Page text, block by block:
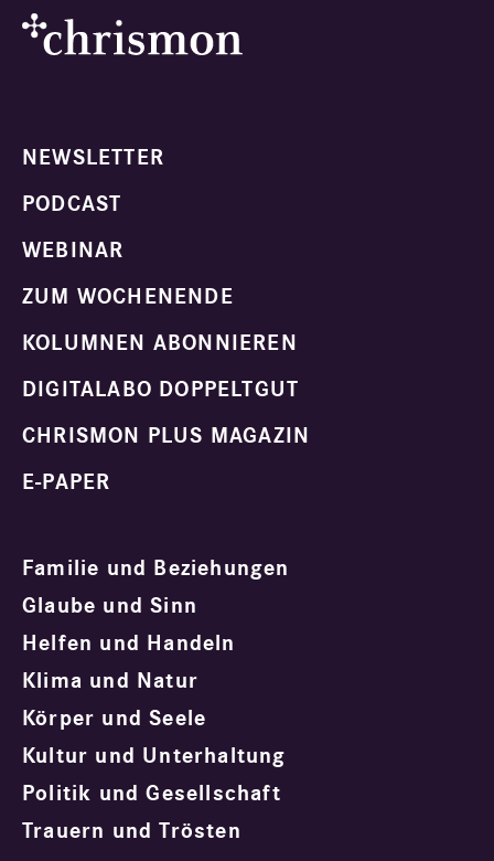
NEWSLETTER
PODCAST
WEBINAR
ZUM WOCHENENDE
KOLUMNEN ABONNIEREN
DIGITALABO DOPPELTGUT
CHRISMON PLUS MAGAZIN
E-PAPER
Familie und Beziehungen
Glaube und Sinn
Helfen und Handeln
Klima und Natur
Körper und Seele
Kultur und Unterhaltung
Politik und Gesellschaft
Trauern und Trösten